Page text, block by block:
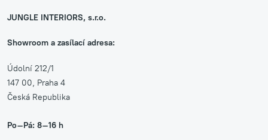
JUNGLE INTERIORS, s.r.o.
Showroom a zasílací adresa:
Údolní 212/1
147 00, Praha 4
Česká Republika
Po–Pá: 8–16 h